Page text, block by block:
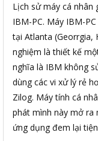
Lịch sử máy cá nhân
IBM-PC. Máy IBM-
tại Atlanta (Georrgia,
nghiệm là thiết kế
nghĩa là IBM không
dùng các vi xử lý rẻ
Zilog. Máy tính cá
phát mình này mở ra
ứng dụng đem lại